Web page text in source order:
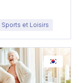
et Loisirs